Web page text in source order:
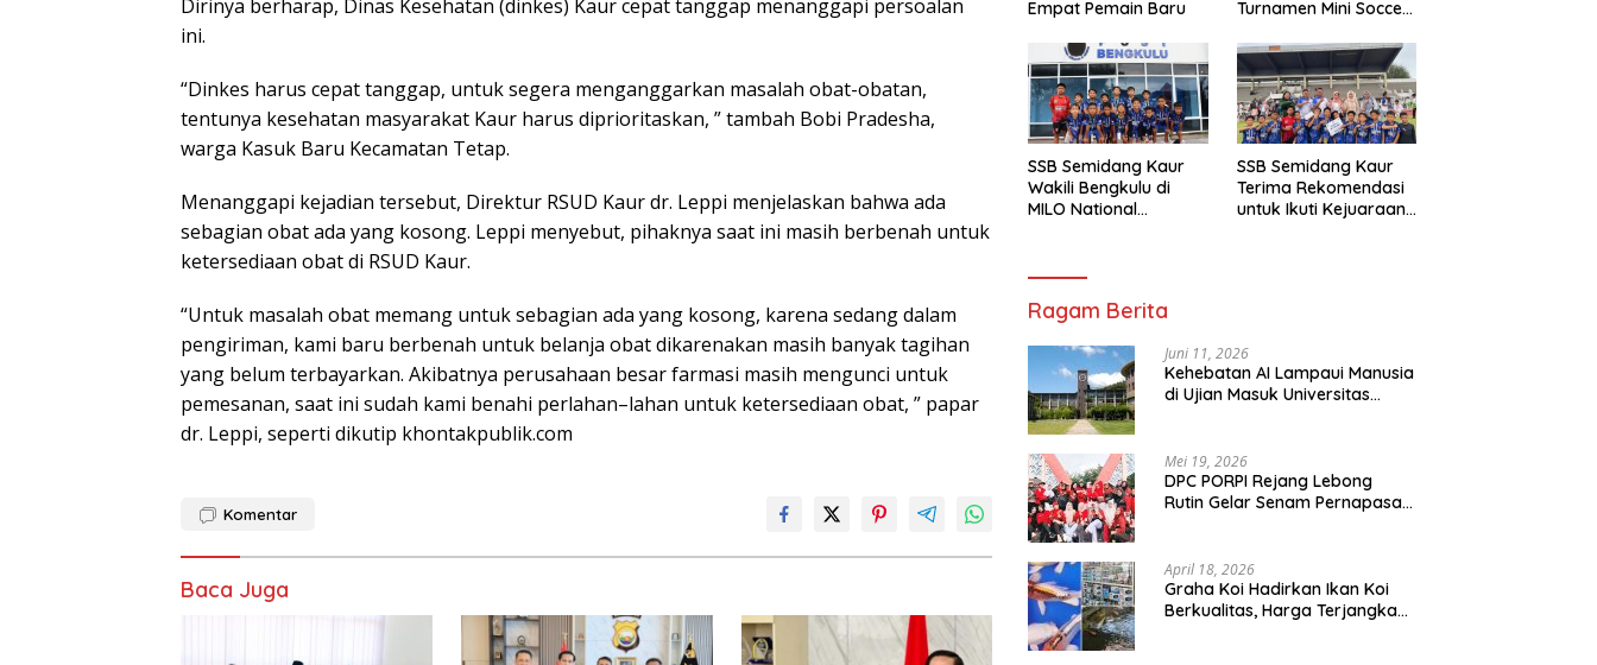
Dirinya berharap, Dinas Kesehatan (dinkes) Kaur cepat tanggap menanggapi persoalan
ini.
“Dinkes harus cepat tanggap, untuk segera menganggarkan masalah obat-obatan,
tentunya kesehatan masyarakat Kaur harus diprioritaskan, ” tambah Bobi Pradesha,
warga Kasuk Baru Kecamatan Tetap.
Menanggapi kejadian tersebut, Direktur RSUD Kaur dr. Leppi menjelaskan bahwa ada
sebagian obat ada yang kosong. Leppi menyebut, pihaknya saat ini masih berbenah untuk
ketersediaan obat di RSUD Kaur.
“Untuk masalah obat memang untuk sebagian ada yang kosong, karena sedang dalam
pengiriman, kami baru berbenah untuk belanja obat dikarenakan masih banyak tagihan
yang belum terbayarkan. Akibatnya perusahaan besar farmasi masih mengunci untuk
pemesanan, saat ini sudah kami benahi perlahan–lahan untuk ketersediaan obat, ” papar
dr. Leppi, seperti dikutip khontakpublik.com
Komentar
Baca Juga
Empat Pemain Baru
Turnamen Mini Soccer
SSB Semidang Kaur
Wakili Bengkulu di
MILO National
SSB Semidang Kaur
Terima Rekomendasi
untuk Ikuti Kejuaraan
Ragam Berita
Juni 11, 2026
Kehebatan AI Lampaui Manusia
di Ujian Masuk Universitas
Mei 19, 2026
DPC PORPI Rejang Lebong
Rutin Gelar Senam Pernapasan
April 18, 2026
Graha Koi Hadirkan Ikan Koi
Berkualitas, Harga Terjangkau